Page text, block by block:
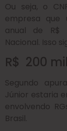
Ou seja, o
empresa que
anual de R$
Nacional. Isso
R$ 200
Segundo
Júnior estaria
envolvendo
Brasil.